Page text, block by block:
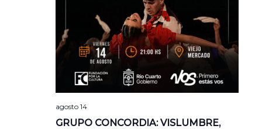
GRUPO CONCORDIA: VISLUMBRE,
agosto 14